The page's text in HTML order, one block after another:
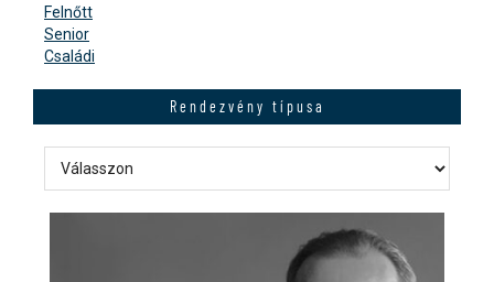
Felnőtt
Senior
Családi
Rendezvény típusa